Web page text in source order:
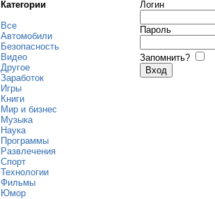
Категории
Все
Автомобили
Безопасность
Видео
Другое
Заработок
Игры
Книги
Мир и бизнес
Музыка
Наука
Программы
Развлечения
Спорт
Технологии
Фильмы
Юмор
Логин
Пароль
Запомнить?